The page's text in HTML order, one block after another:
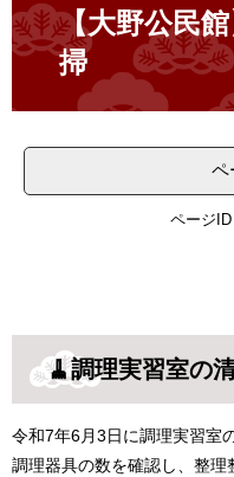
文
【大野公民
掃
ペ
ページ
🧹調理実習室の
令和7年6月3日に調理実習室
調理器具の数を確認し、整理